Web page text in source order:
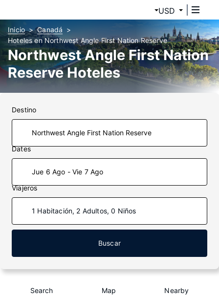
USD
Inicio
Canadá
Hoteles en Northwest Angle First Nation Reserve
Northwest Angle First Nation
Reserve Hoteles
Destino
Dates
Jue 6 Ago - Vie 7 Ago
Viajeros
1 Habitación, 2 Adultos, 0 Niños
Buscar
Search Map Nearby